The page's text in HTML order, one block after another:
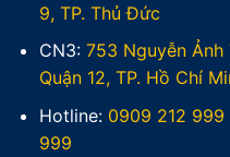
9, TP. Thủ Đức
CN3: 753 Nguyễn Ảnh
Quận 12, TP. Hồ Chí
Hotline: 0909 212 999
999